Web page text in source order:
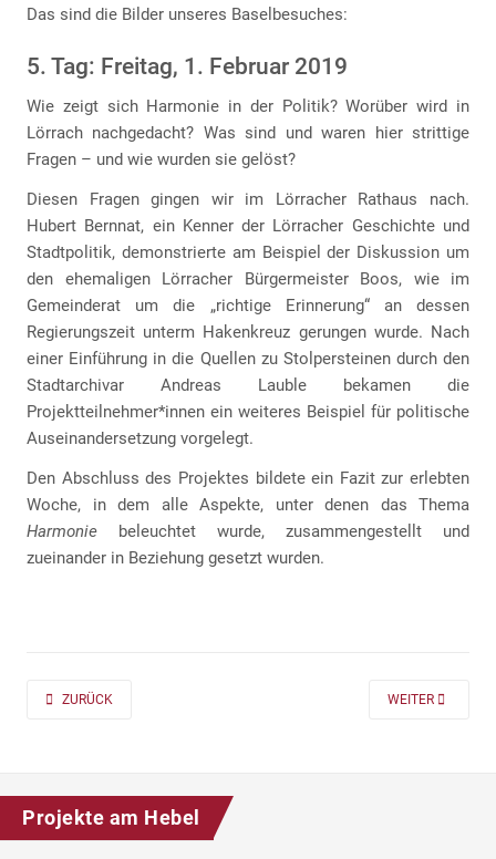
Das sind die Bilder unseres Baselbesuches:
5. Tag: Freitag, 1. Februar 2019
Wie zeigt sich Harmonie in der Politik? Worüber wird in
Lörrach nachgedacht? Was sind und waren hier strittige
Fragen – und wie wurden sie gelöst?
Diesen Fragen gingen wir im Lörracher Rathaus nach.
Hubert Bernnat, ein Kenner der Lörracher Geschichte und
Stadtpolitik, demonstrierte am Beispiel der Diskussion um
den ehemaligen Lörracher Bürgermeister Boos, wie im
Gemeinderat um die „richtige Erinnerung“ an dessen
Regierungszeit unterm Hakenkreuz gerungen wurde. Nach
einer Einführung in die Quellen zu Stolpersteinen durch den
Stadtarchivar Andreas Lauble bekamen die
Projektteilnehmer*innen ein weiteres Beispiel für politische
Auseinandersetzung vorgelegt.
Den Abschluss des Projektes bildete ein Fazit zur erlebten
Woche, in dem alle Aspekte, unter denen das Thema
Harmonie beleuchtet wurde, zusammengestellt und
zueinander in Beziehung gesetzt wurden.
PREVIOUS ARTICLE: AD FONTES 2019/20 „MASS“ FÜR DIE KLASSEN 7
ZURÜCK NEXT ARTICLE:
WEITER
Projekte am Hebel